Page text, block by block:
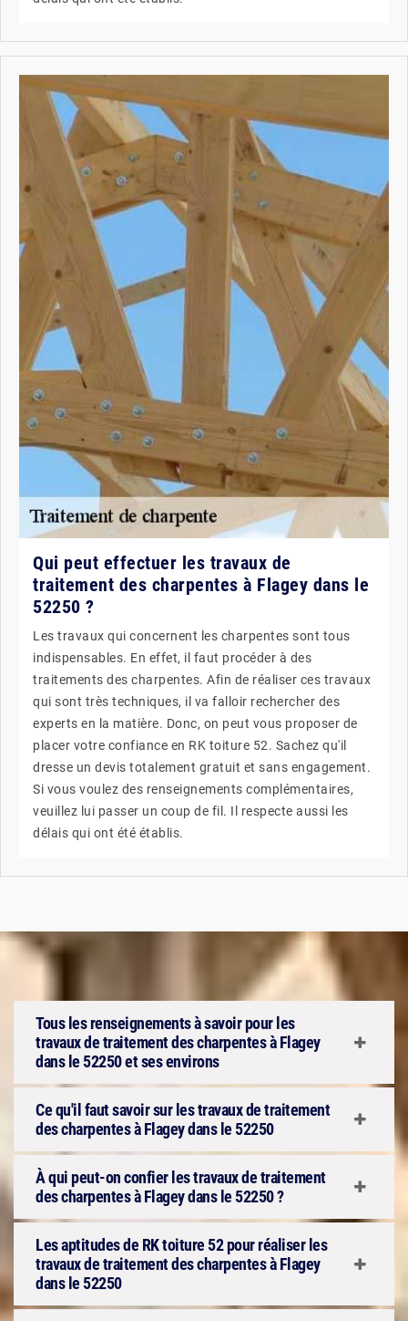
Qui peut effectuer les travaux de
traitement des charpentes à Flagey dans le
52250 ?
Les travaux qui concernent les charpentes sont tous
indispensables. En effet, il faut procéder à des
traitements des charpentes. Afin de réaliser ces travaux
qui sont très techniques, il va falloir rechercher des
experts en la matière. Donc, on peut vous proposer de
placer votre confiance en RK toiture 52. Sachez qu'il
dresse un devis totalement gratuit et sans engagement.
Si vous voulez des renseignements complémentaires,
veuillez lui passer un coup de fil. Il respecte aussi les
délais qui ont été établis.
Tous les renseignements à savoir pour les
travaux de traitement des charpentes à Flagey
dans le 52250 et ses environs
Ce qu'il faut savoir sur les travaux de traitement
des charpentes à Flagey dans le 52250
À qui peut-on confier les travaux de traitement
des charpentes à Flagey dans le 52250 ?
Les aptitudes de RK toiture 52 pour réaliser les
travaux de traitement des charpentes à Flagey
dans le 52250